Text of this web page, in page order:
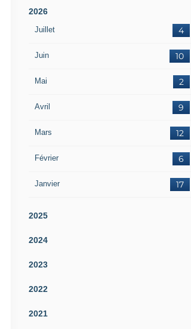
2026
Juillet 4
Juin 10
Mai 2
Avril 9
Mars 12
Février 6
Janvier 17
2025
2024
2023
2022
2021